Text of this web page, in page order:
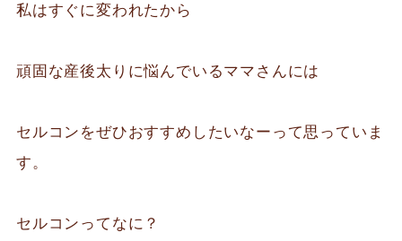
私はすぐに変われたから
頑固な産後太りに悩んでいるママさんには
セルコンをぜひおすすめしたいなーって思っていま
す。
セルコンってなに？